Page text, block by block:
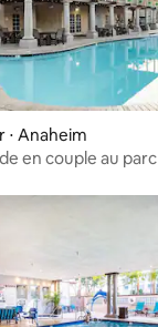
Anaheim
en couple au parc